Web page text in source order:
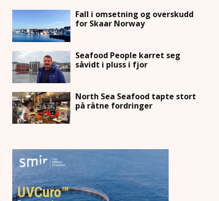
Fall i omsetning og overskudd
for Skaar Norway
Seafood People karret seg
såvidt i pluss i fjor
North Sea Seafood tapte stort
på råtne fordringer